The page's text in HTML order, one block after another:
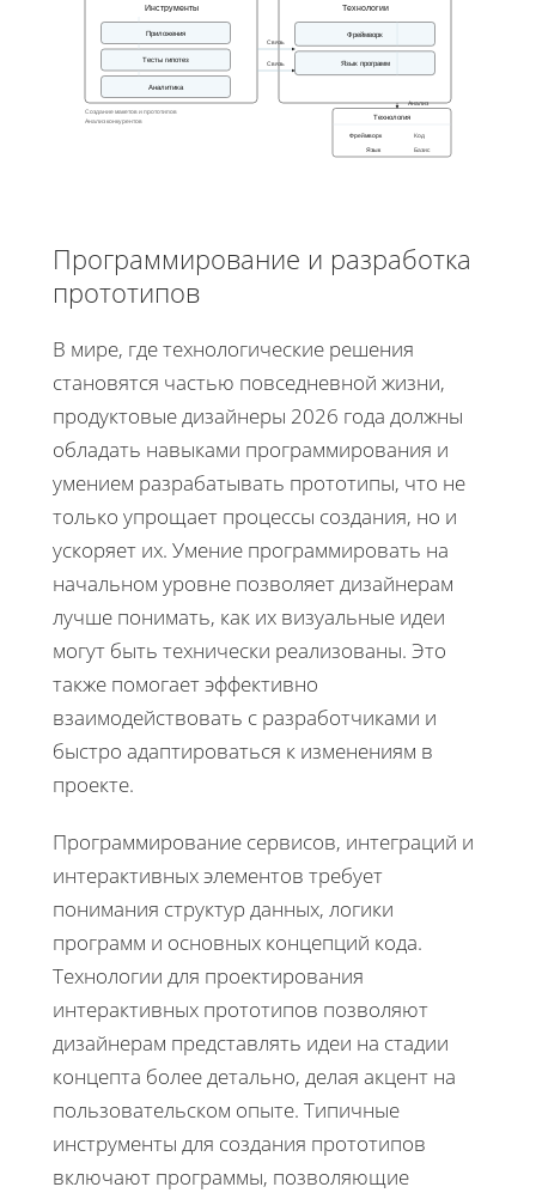
Инструменты
Приложения
Тесты гипотез
Аналитика
Технологии
Фреймворк
Язык программ
Технология
Фреймворк Код
Язык Базис
Связь
Связь
Анализ
Создание макетов и прототипов
Анализ конкурентов
Программирование и разработка
прототипов
В мире, где технологические решения
становятся частью повседневной жизни,
продуктовые дизайнеры 2026 года должны
обладать навыками программирования и
умением разрабатывать прототипы, что не
только упрощает процессы создания, но и
ускоряет их. Умение программировать на
начальном уровне позволяет дизайнерам
лучше понимать, как их визуальные идеи
могут быть технически реализованы. Это
также помогает эффективно
взаимодействовать с разработчиками и
быстро адаптироваться к изменениям в
проекте.
Программирование сервисов, интеграций и
интерактивных элементов требует
понимания структур данных, логики
программ и основных концепций кода.
Технологии для проектирования
интерактивных прототипов позволяют
дизайнерам представлять идеи на стадии
концепта более детально, делая акцент на
пользовательском опыте. Типичные
инструменты для создания прототипов
включают программы, позволяющие